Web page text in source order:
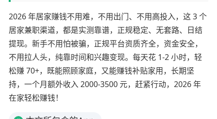
2026 年居家赚钱不用难，不用出门、不用高投入，这 3 个
居家兼职渠道，都是实测靠谱，正规稳定、无套路、日结
提现。新手不用怕被骗，正规平台资质齐全，资金安全，
不用拉人头，纯靠时间和兴趣变现。每天花 1-2 小时，轻
松赚 70+，既能照顾家庭，又能赚钱补贴家用，长期坚
持，一个月额外收入 2000-3500 元，赶紧行动，2026 年
在家轻松赚钱！